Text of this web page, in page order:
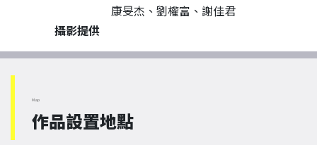
康旻杰、劉權富、謝佳君
攝影提供
Map
作品設置地點